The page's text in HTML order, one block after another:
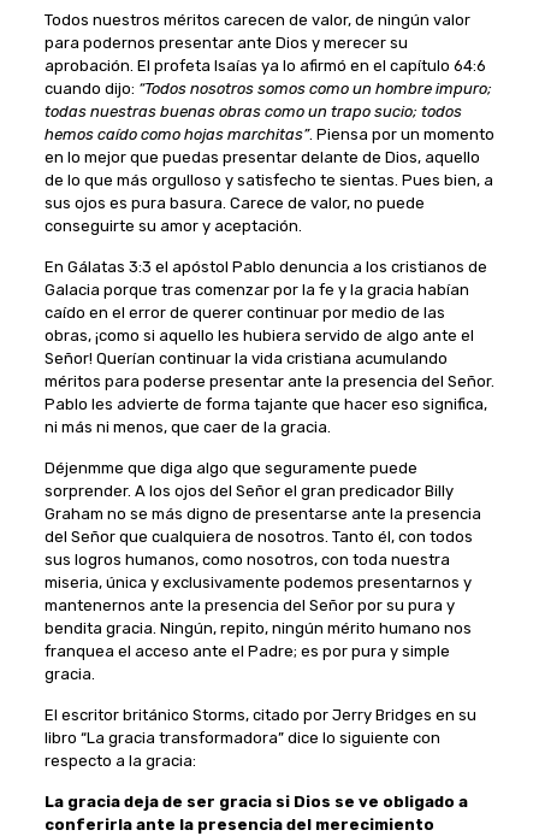
Todos nuestros méritos carecen de valor, de ningún valor
para podernos presentar ante Dios y merecer su
aprobación. El profeta Isaías ya lo afirmó en el capítulo 64:6
cuando dijo: “Todos nosotros somos como un hombre impuro;
todas nuestras buenas obras como un trapo sucio; todos
hemos caído como hojas marchitas”. Piensa por un momento
en lo mejor que puedas presentar delante de Dios, aquello
de lo que más orgulloso y satisfecho te sientas. Pues bien, a
sus ojos es pura basura. Carece de valor, no puede
conseguirte su amor y aceptación.
En Gálatas 3:3 el apóstol Pablo denuncia a los cristianos de
Galacia porque tras comenzar por la fe y la gracia habían
caído en el error de querer continuar por medio de las
obras, ¡como si aquello les hubiera servido de algo ante el
Señor! Querían continuar la vida cristiana acumulando
méritos para poderse presentar ante la presencia del Señor.
Pablo les advierte de forma tajante que hacer eso significa,
ni más ni menos, que caer de la gracia.
Déjenmme que diga algo que seguramente puede
sorprender. A los ojos del Señor el gran predicador Billy
Graham no se más digno de presentarse ante la presencia
del Señor que cualquiera de nosotros. Tanto él, con todos
sus logros humanos, como nosotros, con toda nuestra
miseria, única y exclusivamente podemos presentarnos y
mantenernos ante la presencia del Señor por su pura y
bendita gracia. Ningún, repito, ningún mérito humano nos
franquea el acceso ante el Padre; es por pura y simple
gracia.
El escritor británico Storms, citado por Jerry Bridges en su
libro “La gracia transformadora” dice lo siguiente con
respecto a la gracia:
La gracia deja de ser gracia si Dios se ve obligado a
conferirla ante la presencia del merecimiento